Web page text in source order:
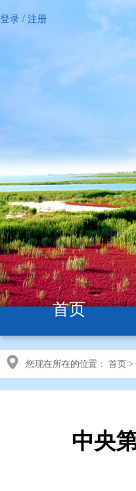
登录 / 注册
首页
您现在所在的位置： 首页 >
中央